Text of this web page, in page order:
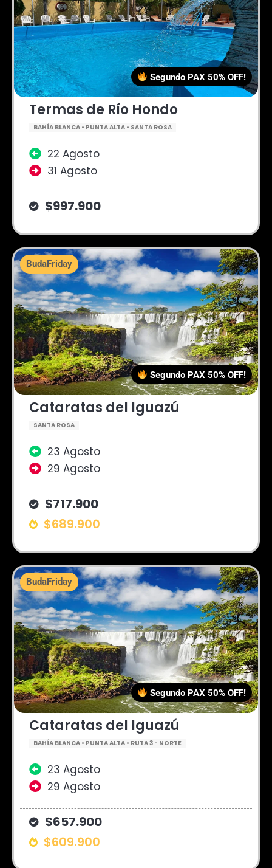
Termas de Río Hondo
BAHÍA BLANCA • PUNTA ALTA • SANTA ROSA
22 Agosto
31 Agosto
$997.900
Segundo PAX 50% OFF!
Cataratas del Iguazú
SANTA ROSA
23 Agosto
29 Agosto
$717.900
$689.900
BudaFriday
Segundo PAX 50% OFF!
Cataratas del Iguazú
BAHÍA BLANCA • PUNTA ALTA • RUTA 3 - NORTE
23 Agosto
29 Agosto
$657.900
$609.900
BudaFriday
Segundo PAX 50% OFF!